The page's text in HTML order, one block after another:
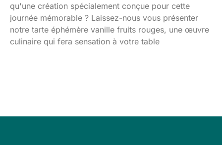
qu'une création spécialement conçue pour cette
journée mémorable ? Laissez-nous vous présenter
notre tarte éphémère vanille fruits rouges, une œuvre
culinaire qui fera sensation à votre table